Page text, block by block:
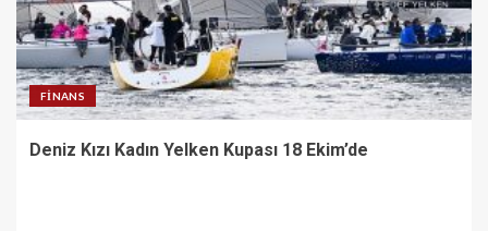
FINANS
Deniz Kızı Kadın Yelken Kupası 18 Ekim’de